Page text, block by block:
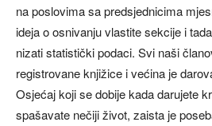
na poslovima sa predsjednicima
ideja o osnivanju vlastite sekcije i
nizati statistički podaci. Svi naši
registrovane knjižice i većina je
Osjećaj koji se dobije kada darujete
spašavate nečiji život, zaista je